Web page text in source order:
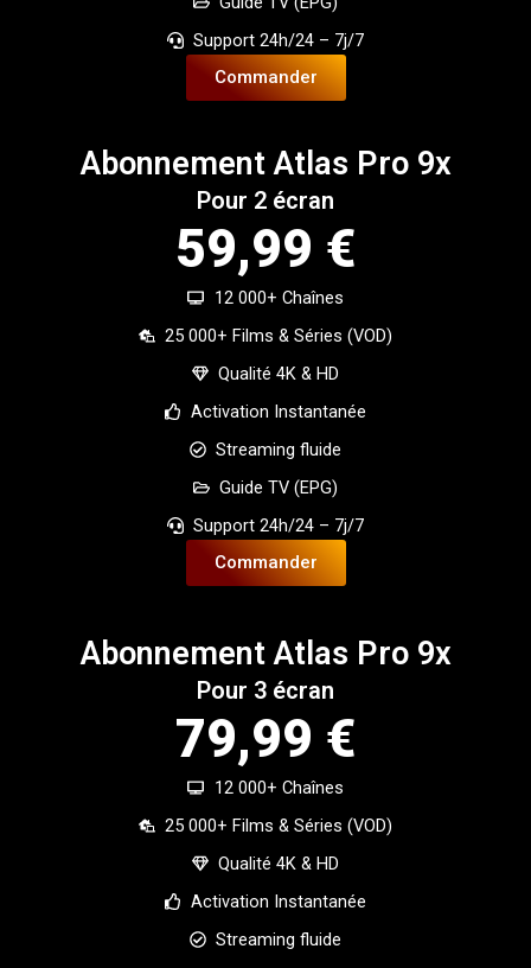
Support 24h/24 – 7j/7
Commander
Abonnement Atlas Pro 9x
Pour 2 écran
59,99 €
12 000+ Chaînes
25 000+ Films & Séries (VOD)
Qualité 4K & HD
Activation Instantanée
Streaming fluide
Guide TV (EPG)
Support 24h/24 – 7j/7
Commander
Abonnement Atlas Pro 9x
Pour 3 écran
79,99 €
12 000+ Chaînes
25 000+ Films & Séries (VOD)
Qualité 4K & HD
Activation Instantanée
Streaming fluide